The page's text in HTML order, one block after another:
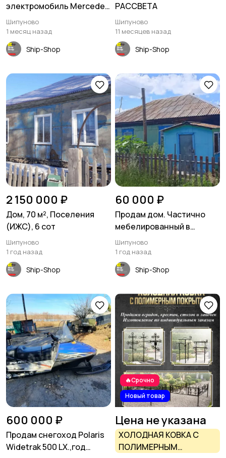
электромобиль Mercedes
G65
Шипуново
1 месяц назад
Ship-Shop
РАССВЕТА
Шипуново
11 месяцев назад
Ship-Shop
2 150 000 ₽
Дом, 70 м², Поселения
(ИЖС), 6 сот
Шипуново
1 год назад
Ship-Shop
60 000 ₽
Продам дом. Частично
мебелированный в
посёлке Майское утро
Шипуново
1 год назад
Ship-Shop
600 000 ₽
Продам снегоход Polaris
Widetrak 500 LX.,год
🔥Срочно
Новый товар
Цена не указана
ХОЛОДНАЯ КОВКА С
ПОЛИМЕРНЫМ